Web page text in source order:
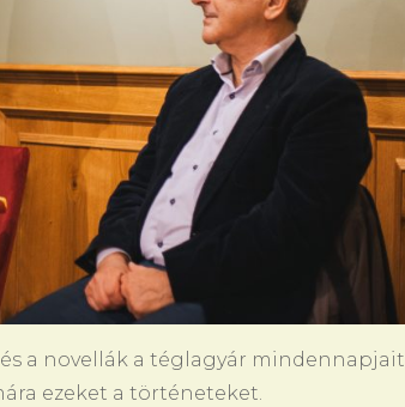
a novellák a téglagyár mindennapjait
ezeket a történeteket.